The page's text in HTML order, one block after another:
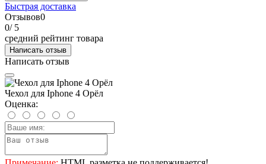
Быстрая доставка
Отзывов0
0/ 5
средний рейтинг товара
Написать отзыв
Написать отзыв
Чехол для Iphone 4 Орёл
Оценка: